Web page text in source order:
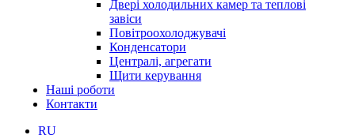
Двері холодильних камер та теплові
завіси
Повітроохолоджувачі
Конденсатори
Централі, агрегати
Щити керування
Наші роботи
Контакти
RU